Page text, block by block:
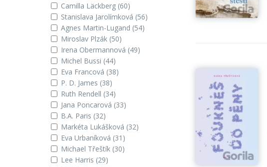
Camilla Läckberg (60)
Stanislava Jarolímková (56)
Agnes Martin-Lugand (54)
Miroslav Plzák (50)
Irena Obermannová (49)
Michel Bussi (44)
Eva Francová (38)
P. D. James (38)
Ruth Rendell (34)
Jana Poncarová (33)
B.A. Paris (32)
Markéta Lukášková (32)
Eva Urbaníková (31)
Michael Třeštík (30)
Lee Harris (29)